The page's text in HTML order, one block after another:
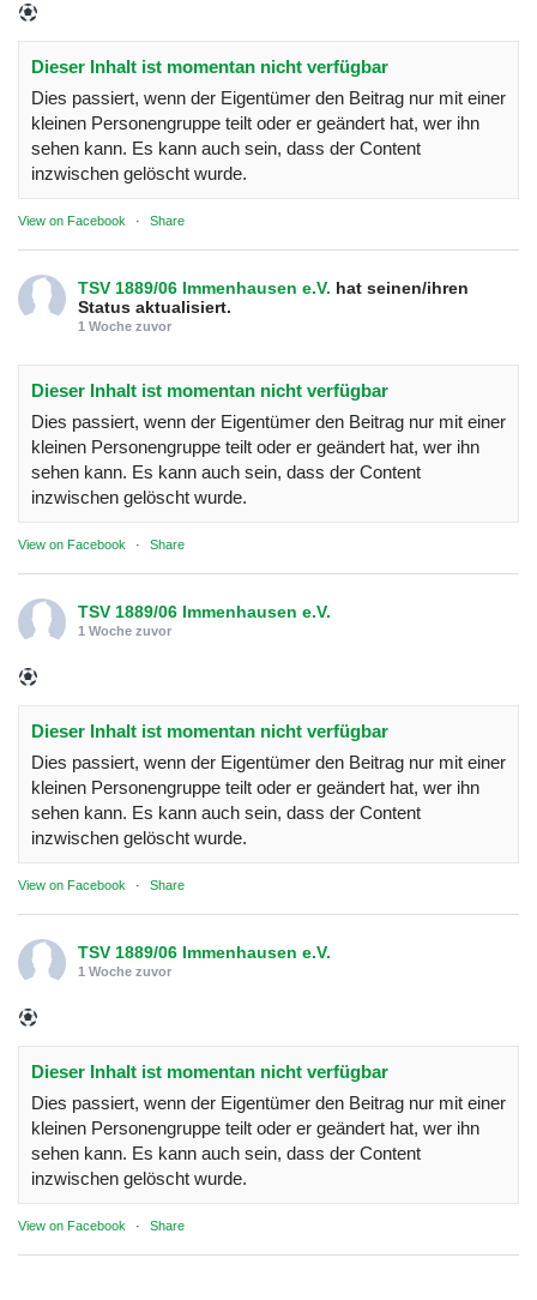
Dieser Inhalt ist momentan nicht verfügbar
Dies passiert, wenn der Eigentümer den Beitrag nur mit einer
kleinen Personengruppe teilt oder er geändert hat, wer ihn
sehen kann. Es kann auch sein, dass der Content
inzwischen gelöscht wurde.
View on Facebook · Share
TSV 1889/06 Immenhausen e.V. hat seinen/ihren
Status aktualisiert.
1 Woche zuvor
Dieser Inhalt ist momentan nicht verfügbar
Dies passiert, wenn der Eigentümer den Beitrag nur mit einer
kleinen Personengruppe teilt oder er geändert hat, wer ihn
sehen kann. Es kann auch sein, dass der Content
inzwischen gelöscht wurde.
View on Facebook · Share
TSV 1889/06 Immenhausen e.V.
1 Woche zuvor
Dieser Inhalt ist momentan nicht verfügbar
Dies passiert, wenn der Eigentümer den Beitrag nur mit einer
kleinen Personengruppe teilt oder er geändert hat, wer ihn
sehen kann. Es kann auch sein, dass der Content
inzwischen gelöscht wurde.
View on Facebook · Share
TSV 1889/06 Immenhausen e.V.
1 Woche zuvor
Dieser Inhalt ist momentan nicht verfügbar
Dies passiert, wenn der Eigentümer den Beitrag nur mit einer
kleinen Personengruppe teilt oder er geändert hat, wer ihn
sehen kann. Es kann auch sein, dass der Content
inzwischen gelöscht wurde.
View on Facebook · Share